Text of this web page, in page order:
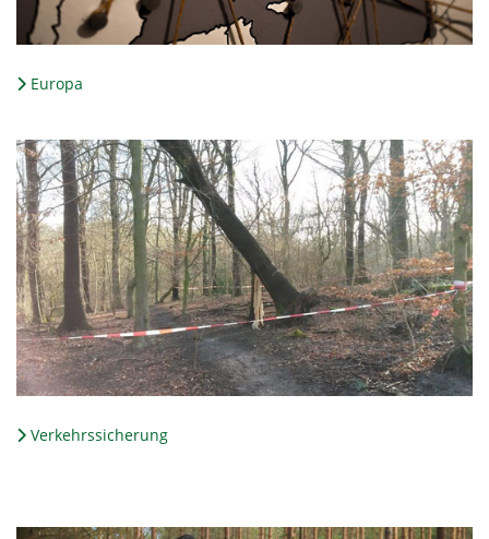
Europa
Verkehrssicherung